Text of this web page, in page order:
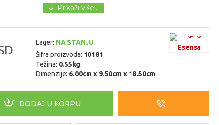
Lager: NA STANJU
Šifra proizvoda: 10181
Težina: 0.55kg
Dimenzije: 6.00cm x 9.50cm x 18.50cm
Esensa
DODAJ U KORPU